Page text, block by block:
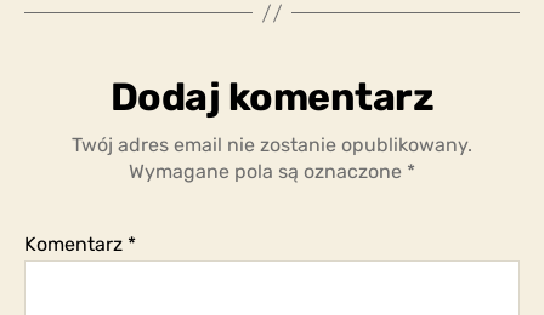
Dodaj komentarz
Twój adres email nie zostanie opublikowany.
Wymagane pola są oznaczone *
Komentarz *